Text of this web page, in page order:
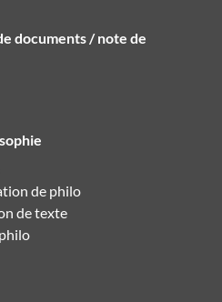
documents / note de
de philo
de texte